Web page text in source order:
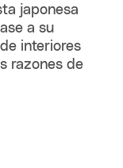
japonesa
a su
interiores
razones de